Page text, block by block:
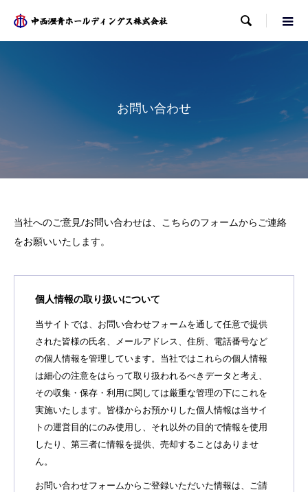

お問い合わせ
当社へのご意見/お問い合わせは、こちらのフォームからご連絡
をお願いいたします。
個人情報の取り扱いについて
当サイトでは、お問い合わせフォームを通して任意で提供
された皆様の氏名、メールアドレス、住所、電話番号など
の個人情報を管理しています。当社ではこれらの個人情報
は細心の注意をはらって取り扱われるべきデータと考え、
その収集・保存・利用に関しては厳重な管理の下にこれを
実施いたします。皆様からお預かりした個人情報は当サイ
トの運営目的にのみ使用し、それ以外の目的で情報を使用
したり、第三者に情報を提供、売却することはありませ
ん。
お問い合わせフォームからご登録いただいた情報は、ご請